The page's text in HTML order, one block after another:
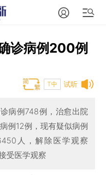
诊病例200例
试听
T中
病例748例，治愈出院
例12例，现有疑似病例
人，解除医学观察
受医学观察